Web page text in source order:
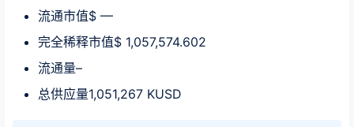
流通市值$ —
完全稀释市值$ 1,057,574.602
流通量–
总供应量1,051,267 KUSD